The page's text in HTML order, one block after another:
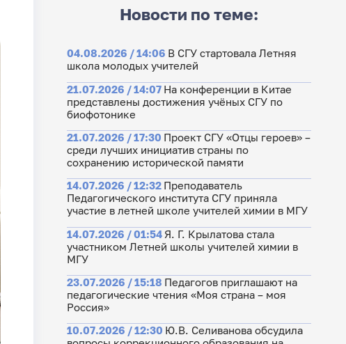
Новости по теме:
04.08.2026 / 14:06 В СГУ стартовала Летняя
школа молодых учителей
21.07.2026 / 14:07 На конференции в Китае
представлены достижения учёных СГУ по
биофотонике
21.07.2026 / 17:30 Проект СГУ «Отцы героев» –
среди лучших инициатив страны по
сохранению исторической памяти
14.07.2026 / 12:32 Преподаватель
Педагогического института СГУ приняла
участие в летней школе учителей химии в МГУ
14.07.2026 / 01:54 Я. Г. Крылатова стала
участником Летней школы учителей химии в
МГУ
23.07.2026 / 15:18 Педагогов приглашают на
педагогические чтения «Моя страна – моя
Россия»
10.07.2026 / 12:30 Ю.В. Селиванова обсудила